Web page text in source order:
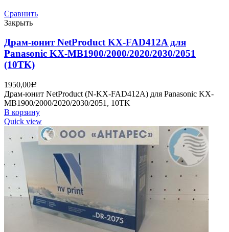
Сравнить
Закрыть
Драм-юнит NetProduct KX-FAD412A для
Panasonic KX-MB1900/2000/2020/2030/2051
(10TK)
1950,00Р
Драм-юнит NetProduct (N-KX-FAD412A) для Panasonic KX-
MB1900/2000/2020/2030/2051, 10TK
В корзину
Quick view